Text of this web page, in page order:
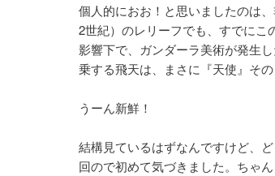
個人的におお！と思いましたのは
2世紀）のレリーフでも、すでに
影響下で、ガンダーラ美術が発生
乗する飛天は、まさに『天使』そ
うーん新鮮！
結構見ているはずなんですけど、
回ので初めて気づきました。ちゃん